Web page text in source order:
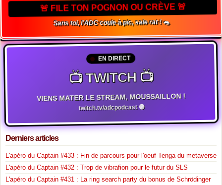
🚨 FILE TON POGNON OU CRÈVE 🚨
Sans toi, l'ADC coule à pic, sale rat ! 🐀
EN DIRECT
📺 TWITCH 📺
VIENS MATER LE STREAM, MOUSSAILLON !
twitch.tv/adcpodcast 🟣
Derniers articles
L'apéro du Captain #433 : Fin de parcours pour l'oeuf Tenga du metaverse
L'apéro du Captain #432 : Trop de vibrafion pour le futur du SLS
L'apéro du Captain #431 : La ring search party du bonus de Schrödinger